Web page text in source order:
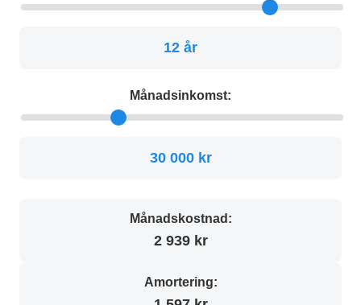
12 år
Månadsinkomst:
30 000 kr
Månadskostnad:
2 939 kr
Amortering: